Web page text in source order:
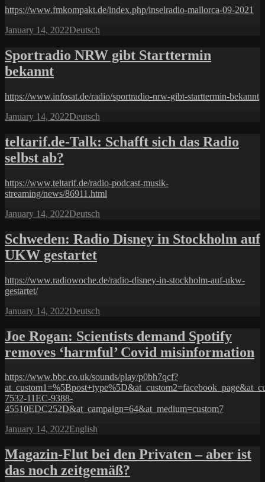
https://www.fmkompakt.de/index.php/inselradio-mallorca-09-2021
Posted
January 14, 2022Categories
Deutsch
Sportradio NRW gibt Starttermin
bekannt
https://www.infosat.de/radio/sportradio-nrw-gibt-starttermin-bekannt
Posted
January 14, 2022Categories
Deutsch
teltarif.de-Talk: Schafft sich das Radio
selbst ab?
https://www.teltarif.de/radio-podcast-musik-
streaming/news/86911.html
Posted
January 14, 2022Categories
Deutsch
Schweden: Radio Disney in Stockholm auf
UKW gestartet
https://www.radiowoche.de/radio-disney-in-stockholm-auf-ukw-
gestartet/
Posted
January 14, 2022Categories
Deutsch
Joe Rogan: Scientists demand Spotify
removes ‘harmful’ Covid misinformation
https://www.bbc.co.uk/sounds/play/p0bh7qcf?
7532-11EC-9388-
45510EDC252D&at_campaign=64&at_medium=custom7
Posted
January 14, 2022Categories
English
Magazin-Flut bei den Privaten – aber ist
das noch zeitgemäß?